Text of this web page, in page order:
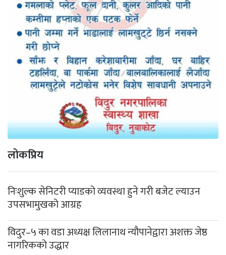
लोकप्रिय
निःशुल्क सेनिटरी प्याडको व्यवस्था हुने गरी बजेट ल्याउन
उपसभामुखको आग्रह
विदुर–५ का वडा अध्यक्ष लिलानाथ न्यौपानेद्वारा अशक्त जेष्ठ
नागरिकको उद्धार